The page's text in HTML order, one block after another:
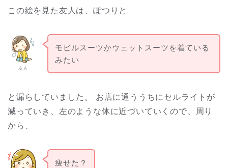
この絵を見た友人は、ぽつりと
友人
モビルスーツかウェットスーツを着ている
みたい
と漏らしていました。 お店に通ううちにセルライトが
減っていき、左のような体に近づいていくので、周り
から、
痩せた？